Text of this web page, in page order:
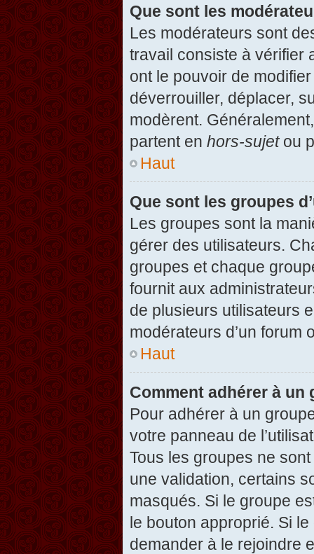
Que sont les
Les modérateurs sont
travail consiste à vérifier
ont le pouvoir de
déverrouiller, déplacer,
modèrent.
partent en hors-sujetou
Haut
Que sont les groupes
Les groupes sont la
gérer des utilisateurs.
groupes et chaque
fournit aux
de plusieurs utilisateurs
modérateurs d’un forum
Haut
Comment adhérer à un
Pour adhérer à un
votre panneau de
Tous les groupes ne
une validation, certains
masqués. Si le groupe
le bouton approprié. Si
demander à le rejoindre